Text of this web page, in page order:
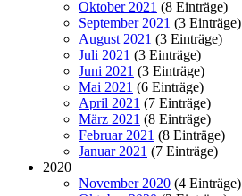
Oktober 2021 (8 Einträge)
September 2021 (3 Einträge)
August 2021 (3 Einträge)
Juli 2021 (3 Einträge)
Juni 2021 (3 Einträge)
Mai 2021 (6 Einträge)
April 2021 (7 Einträge)
März 2021 (8 Einträge)
Februar 2021 (8 Einträge)
Januar 2021 (7 Einträge)
2020
November 2020 (4 Einträge)